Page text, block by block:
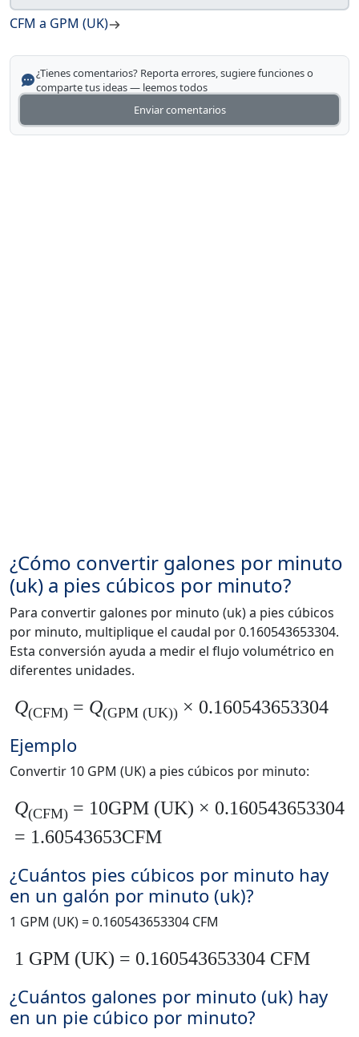
CFM a GPM (UK)
¿Tienes comentarios? Reporta errores, sugiere funciones o
comparte tus ideas — leemos todos
Enviar comentarios
¿Cómo convertir galones por minuto
(uk) a pies cúbicos por minuto?
Para convertir galones por minuto (uk) a pies cúbicos
por minuto, multiplique el caudal por 0.160543653304.
Esta conversión ayuda a medir el flujo volumétrico en
diferentes unidades.
Q(CFM) = Q(GPM (UK)) × 0.160543653304
Ejemplo
Convertir 10 GPM (UK) a pies cúbicos por minuto:
Q(CFM) = 10GPM (UK) × 0.160543653304
= 1.60543653CFM
¿Cuántos pies cúbicos por minuto hay
en un galón por minuto (uk)?
1 GPM (UK) = 0.160543653304 CFM
1 GPM (UK) = 0.160543653304 CFM
¿Cuántos galones por minuto (uk) hay
en un pie cúbico por minuto?